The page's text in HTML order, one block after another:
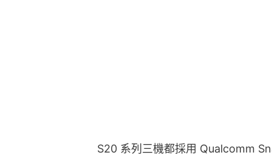
S20 系列三機都採用 Qualcomm